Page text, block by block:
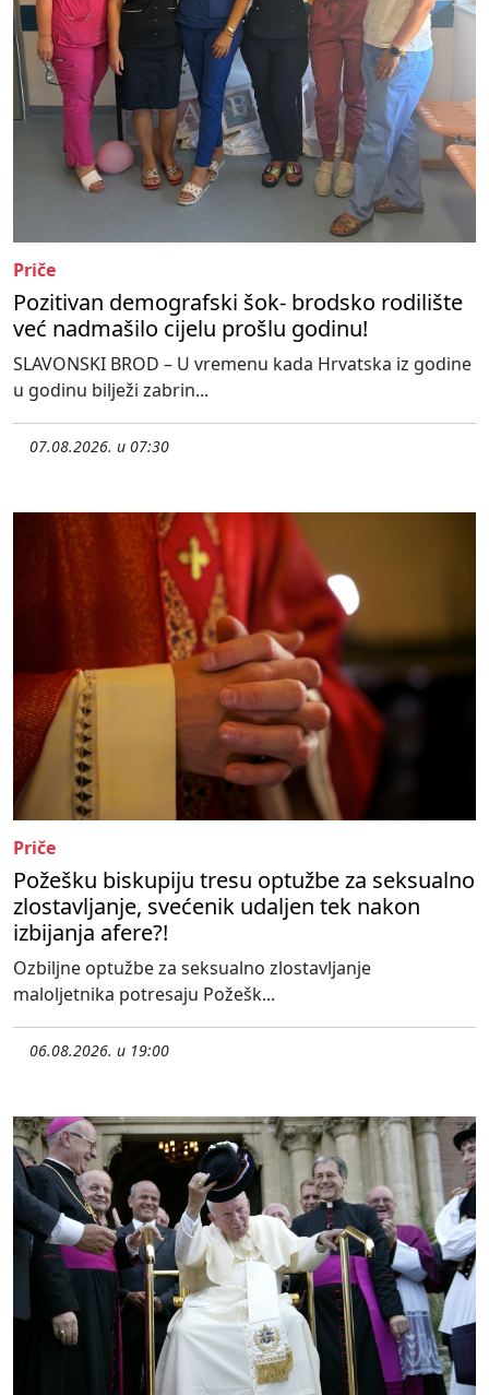
Priče
Pozitivan demografski šok- brodsko rodilište
već nadmašilo cijelu prošlu godinu!
SLAVONSKI BROD – U vremenu kada Hrvatska iz godine
u godinu bilježi zabrin...
07.08.2026. u 07:30
Priče
Požešku biskupiju tresu optužbe za seksualno
zlostavljanje, svećenik udaljen tek nakon
izbijanja afere?!
Ozbiljne optužbe za seksualno zlostavljanje
maloljetnika potresaju Požešk...
06.08.2026. u 19:00